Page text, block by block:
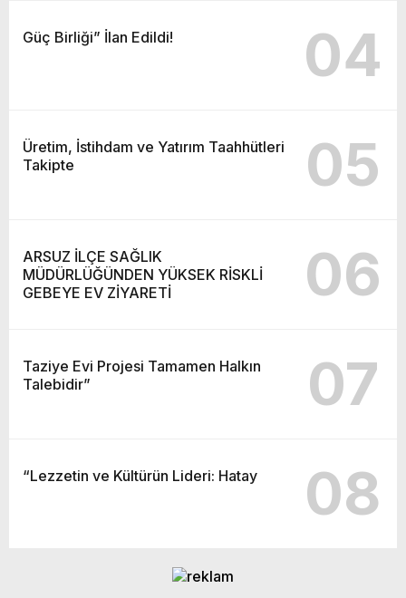
Güç Birliği” İlan Edildi! 04
Üretim, İstihdam ve Yatırım Taahhütleri
Takipte
05
ARSUZ İLÇE SAĞLIK
MÜDÜRLÜĞÜNDEN YÜKSEK RİSKLİ
GEBEYE EV ZİYARETİ
06
Taziye Evi Projesi Tamamen Halkın
Talebidir”
07
“Lezzetin ve Kültürün Lideri: Hatay 08